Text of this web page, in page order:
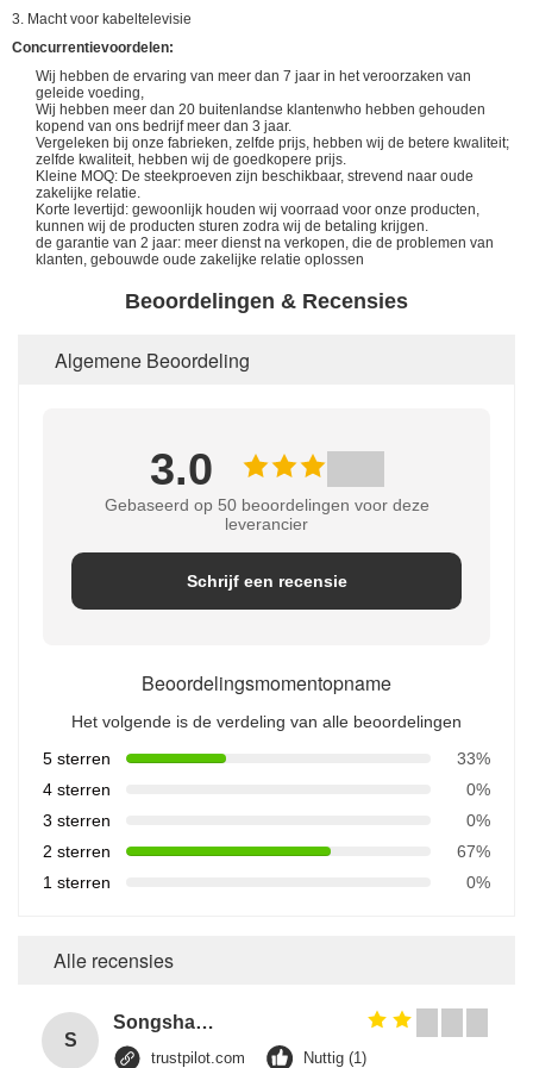
3. Macht voor kabeltelevisie
Concurrentievoordelen:
Wij hebben de ervaring van meer dan 7 jaar in het veroorzaken van
geleide voeding,
Wij hebben meer dan 20 buitenlandse klantenwho hebben gehouden
kopend van ons bedrijf meer dan 3 jaar.
Vergeleken bij onze fabrieken, zelfde prijs, hebben wij de betere kwaliteit;
zelfde kwaliteit, hebben wij de goedkopere prijs.
Kleine MOQ: De steekproeven zijn beschikbaar, strevend naar oude
zakelijke relatie.
Korte levertijd: gewoonlijk houden wij voorraad voor onze producten,
kunnen wij de producten sturen zodra wij de betaling krijgen.
de garantie van 2 jaar: meer dienst na verkopen, die de problemen van
klanten, gebouwde oude zakelijke relatie oplossen
Beoordelingen & Recensies
Algemene Beoordeling
3.0
Gebaseerd op 50 beoordelingen voor deze
leverancier
Schrijf een recensie
Beoordelingsmomentopname
Het volgende is de verdeling van alle beoordelingen
5 sterren
33%
4 sterren
0%
3 sterren
0%
2 sterren
67%
1 sterren
0%
Alle recensies
S
Songshang
trustpilot.com Nuttig (1)